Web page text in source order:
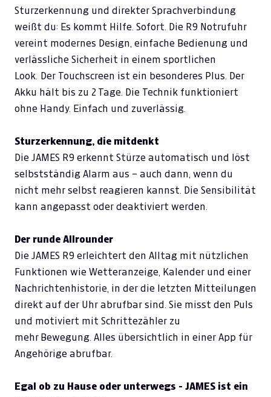
Sturzerkennung und direkter Sprachverbindung
weißt du: Es kommt Hilfe. Sofort. Die R9 Notrufuhr
vereint modernes Design, einfache Bedienung und
verlässliche Sicherheit in einem sportlichen
Look.
Der Touchscreen ist ein besonderes Plus. Der
Akku hält bis zu 2 Tage. Die Technik funktioniert
ohne Handy. Einfach und zuverlässig.
Sturzerkennung, die mitdenkt
Die JAMES R9 erkennt Stürze automatisch und löst
selbstständig Alarm aus – auch dann, wenn du
nicht mehr selbst reagieren kannst. Die Sensibilität
kann angepasst oder deaktiviert werden.
Der runde Allrounder
Die JAMES R9 erleichtert den Alltag mit nützlichen
Funktionen wie Wetteranzeige, Kalender und einer
Nachrichtenhistorie, in der die letzten Mitteilungen
direkt auf der Uhr abrufbar sind. Sie misst den Puls
und motiviert mit Schrittezähler zu
mehr Bewegung. Alles übersichtlich in einer App für
Angehörige abrufbar.
Egal ob zu Hause oder unterwegs - JAMES ist ein